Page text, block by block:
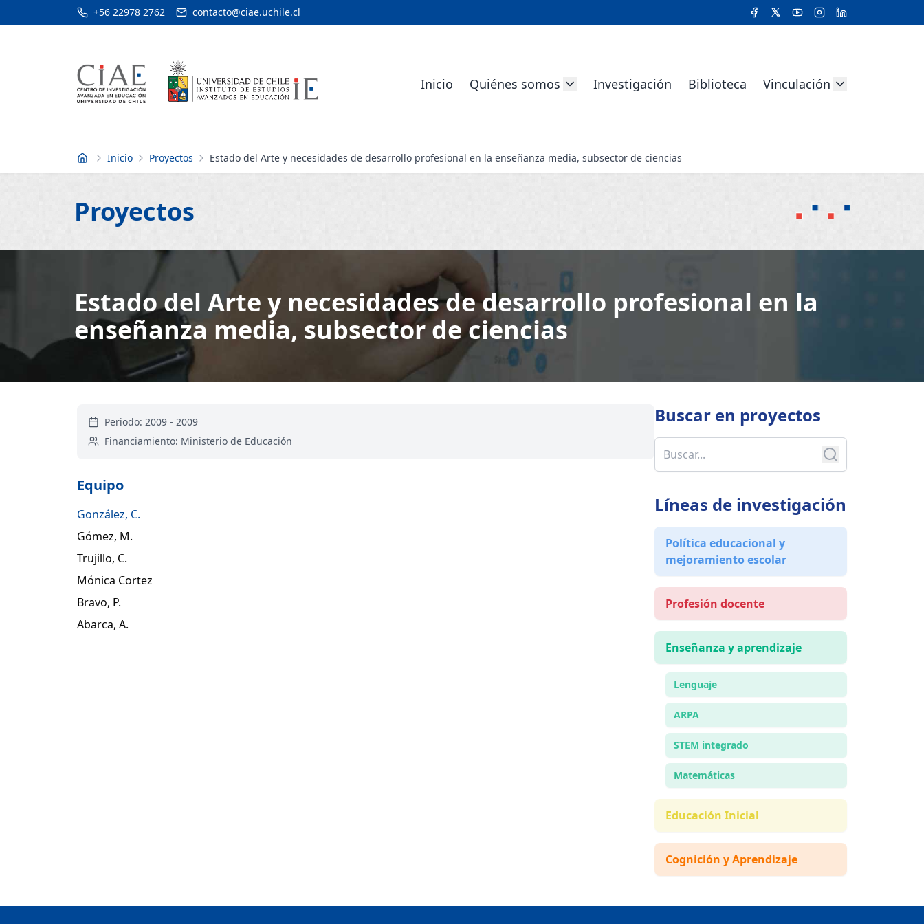
+56 22978 2762 contacto@ciae.uchile.cl
Inicio Quiénes somos Investigación Biblioteca Vinculación
Inicio Inicio Proyectos Estado del Arte y necesidades de desarrollo profesional en la enseñanza media, subsector de ciencias
Proyectos
Estado del Arte y necesidades de desarrollo profesional en la
enseñanza media, subsector de ciencias
Periodo: 2009 - 2009
Financiamiento: Ministerio de Educación
Equipo
González, C.
Gómez, M.
Trujillo, C.
Mónica Cortez
Bravo, P.
Abarca, A.
Buscar en proyectos
Líneas de investigación
Política educacional y
mejoramiento escolar
Profesión docente
Enseñanza y aprendizaje
Lenguaje
ARPA
STEM integrado
Matemáticas
Educación Inicial
Cognición y Aprendizaje